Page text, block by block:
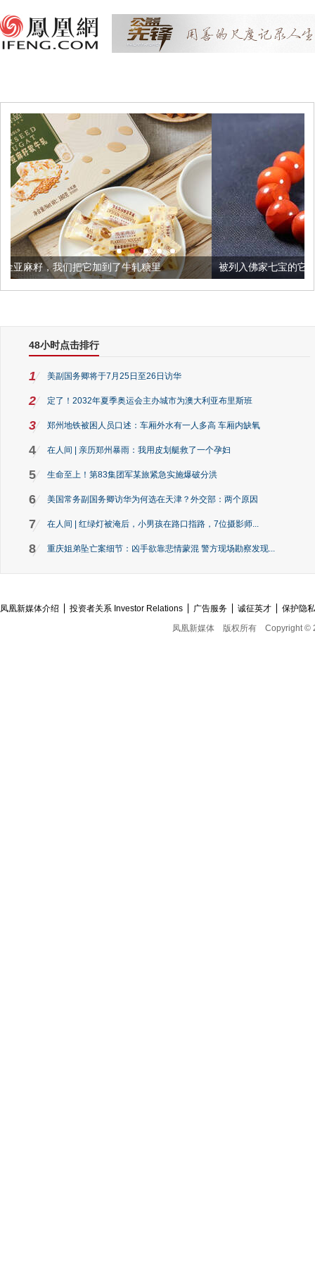
到了牛轧糖里 被列入佛家七宝的它到底有多美？
48小时点击排行
1 美副国务卿将于7月25日至26日访华
2 定了！2032年夏季奥运会主办城市为澳大利亚布里斯班
3 郑州地铁被困人员口述：车厢外水有一人多高 车厢内缺氧
4 在人间 | 亲历郑州暴雨：我用皮划艇救了一个孕妇
5 生命至上！第83集团军某旅紧急实施爆破分洪
6 美国常务副国务卿访华为何选在天津？外交部：两个原因
7 在人间 | 红绿灯被淹后，小男孩在路口指路，7位摄影师...
8 重庆姐弟坠亡案细节：凶手欲靠悲情蒙混 警方现场勘察发现...
凤凰新媒体介绍 投资者关系 Investor Relations 广告服务 诚征英才
保护隐
凤凰新媒体
版权所有 Copyright ©